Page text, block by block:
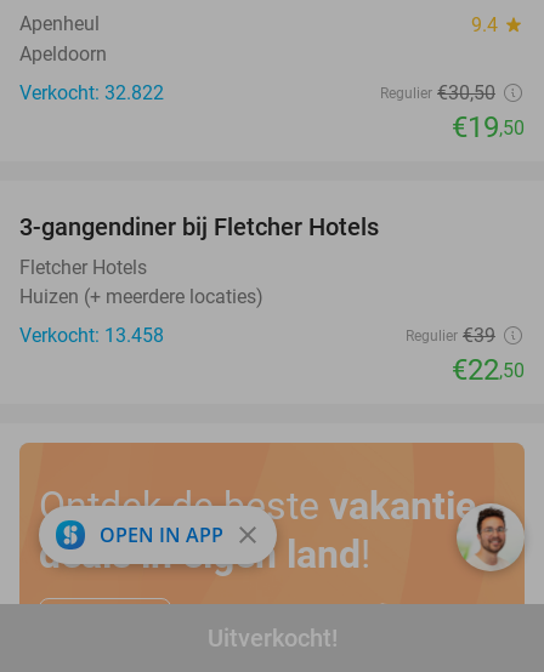
Uitverkocht!
Apenheul 9.4 star
Apeldoorn
Verkocht: 32.822
Regulier €30,50
€19,50
3-gangendiner bij Fletcher Hotels
Fletcher Hotels
Huizen (+ meerdere locaties)
Verkocht: 13.458
Regulier €39
€22,50
Ontdek de beste vakantie
deals in eigen land !
OPEN IN APP close